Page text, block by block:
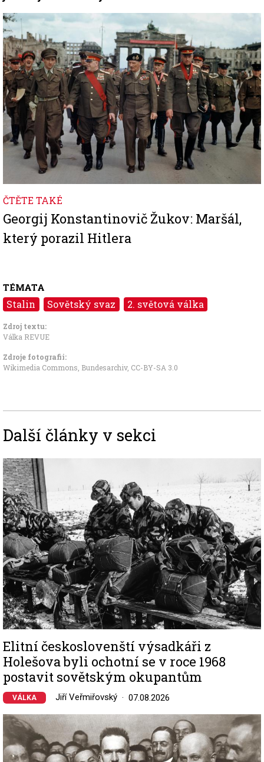
Image
ČTĚTE TAKÉ
Georgij Konstantinovič Žukov: Maršál,
který porazil Hitlera
TÉMATA
Stalin Sovětský svaz 2. světová válka
Zdroj textu:
Válka REVUE
Zdroje fotografii:
Wikimedia Commons, Bundesarchiv, CC-BY-SA 3.0
Další články v sekci
Image
Elitní českoslovenští výsadkáři z
Holešova byli ochotní se v roce 1968
postavit sovětským okupantům
VÁLKA Jiří Veřmiřovský 07.08.2026
Image